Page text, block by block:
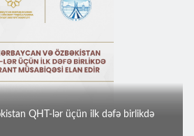
QHT-lər üçün ilk dəfə birlikdə